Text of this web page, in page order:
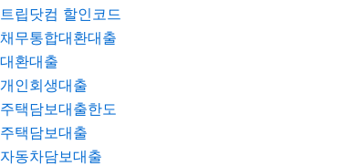
트립닷컴 할인코드
채무통합대환대출
대환대출
개인회생대출
주택담보대출한도
주택담보대출
자동차담보대출